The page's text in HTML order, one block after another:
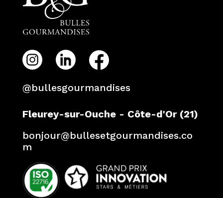
@bullesgourmandises
Fleurey-sur-Ouche - Côte-d'Or (21)
bonjour@bullesetgourmandises.co
m